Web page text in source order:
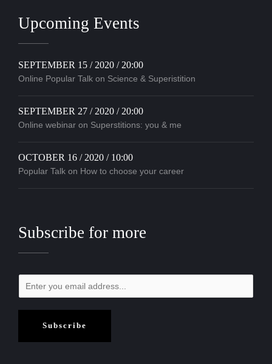
Upcoming Events
SEPTEMBER 15 / 2020 / 20:00
Online Popular Talk on Science & Superistition
SEPTEMBER 27 / 2020 / 20:00
Online webinar on Superstitions: you & me
OCTOBER 16 / 2020 / 10:00
Popular Talk on How to choose your career
Subscribe for more
Subscribe